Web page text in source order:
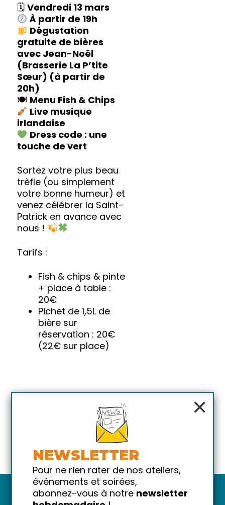
🗓 Vendredi 13 mars
À partir de 19h
Dégustation
gratuite de bières
avec Jean-Noël
(Brasserie La P’tite
Sœur) (à partir de
20h)
🍽 Menu Fish & Chips
Live musique
irlandaise
Dress code : une
touche de vert
Sortez votre plus beau
trèfle (ou simplement
votre bonne humeur) et
venez célébrer la Saint-
Patrick en avance avec
nous !
Tarifs :
Fish & chips & pinte
+ place à table :
20€
Pichet de 1,5L de
bière sur
réservation : 20€
(22€ sur place)
×
NEWSLETTER
Pour ne rien rater de nos ateliers,
événements et soirées,
abonnez-vous à notre newsletter